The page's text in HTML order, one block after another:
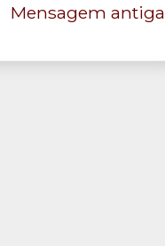
Mensagem antiga